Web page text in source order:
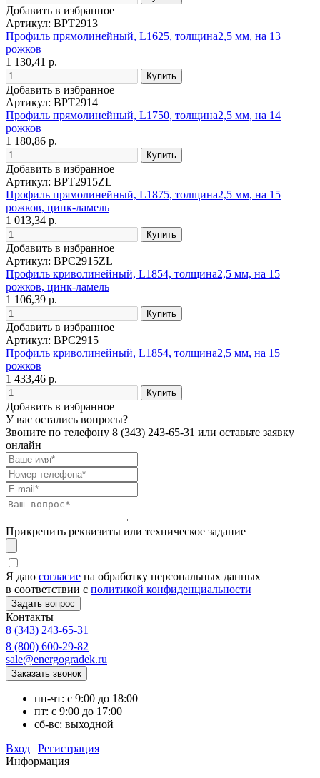
Добавить в избранное
Артикул: BPT2913
Профиль прямолинейный, L1625, толщина2,5 мм, на 13
рожков
1 130,41 р.
Добавить в избранное
Артикул: BPT2914
Профиль прямолинейный, L1750, толщина2,5 мм, на 14
рожков
1 180,86 р.
Добавить в избранное
Артикул: BPT2915ZL
Профиль прямолинейный, L1875, толщина2,5 мм, на 15
рожков, цинк-ламель
1 013,34 р.
Добавить в избранное
Артикул: BPC2915ZL
Профиль криволинейный, L1854, толщина2,5 мм, на 15
рожков, цинк-ламель
1 106,39 р.
Добавить в избранное
Артикул: BPC2915
Профиль криволинейный, L1854, толщина2,5 мм, на 15
рожков
1 433,46 р.
Добавить в избранное
У вас остались вопросы?
Звоните по телефону 8 (343) 243-65-31 или оставьте заявку
онлайн
Прикрепить реквизиты или техническое задание
Я даю согласие на обработку персональных данных
в соответствии с политикой конфиденциальности
Контакты
8 (343) 243-65-31
8 (800) 600-29-82
sale@energogradek.ru
пн-чт: с 9:00 до 18:00
пт: с 9:00 до 17:00
сб-вс: выходной
Вход | Регистрация
Информация